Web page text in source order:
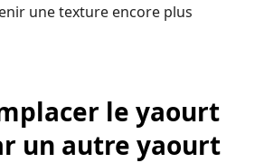
une texture encore plus
le yaourt
un autre yaourt